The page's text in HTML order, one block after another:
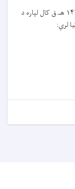
بامیان پوهنتون بیاځل لپاره په لاندې څانګه کې د ۱۴۴۴ هـ.ق کال لپاره د
لري: